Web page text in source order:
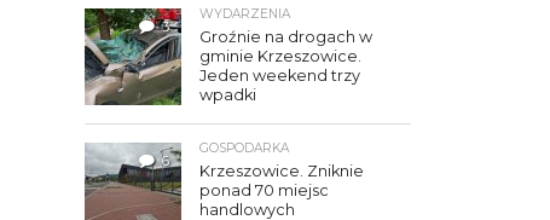
3
WYDARZENIA
Groźnie na drogach w
gminie Krzeszowice.
Jeden weekend trzy
wpadki
6
GOSPODARKA
Krzeszowice. Zniknie
ponad 70 miejsc
handlowych